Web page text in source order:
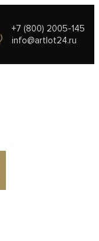
+7 (800) 2005-145
info@artlot24.ru